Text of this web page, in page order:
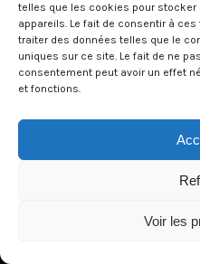
telles que les cookies pour
appareils. Le fait de consentir à
traiter des données telles que le
uniques sur ce site. Le fait de ne
consentement peut avoir un effet
et fonctions.
Voir les
There aren't any posts currently